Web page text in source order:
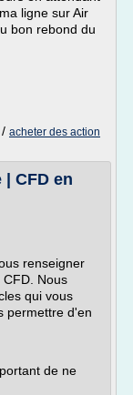
ligne sur Air
bon rebond du
/ acheter des action
CFD en
renseigner
Nous
qui vous
permettre d'en
de ne